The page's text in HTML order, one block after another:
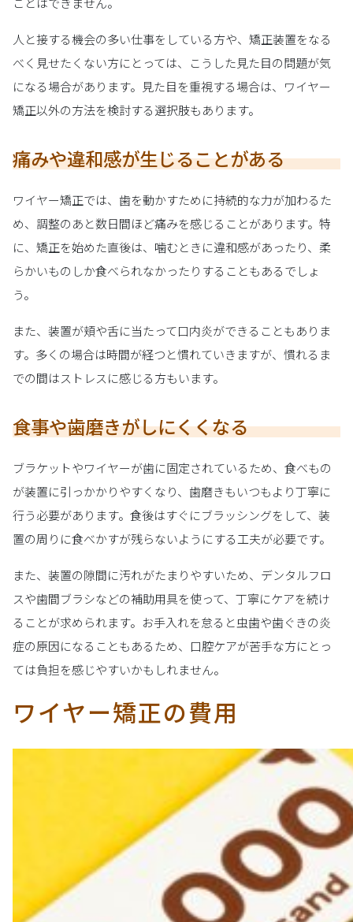
人と接する機会の多い仕事をしている方や、矯正装置をなる
べく見せたくない方にとっては、こうした見た目の問題が気
になる場合があります。見た目を重視する場合は、ワイヤー
矯正以外の方法を検討する選択肢もあります。
痛みや違和感が生じることがある
ワイヤー矯正では、歯を動かすために持続的な力が加わるた
め、調整のあと数日間ほど痛みを感じることがあります。特
に、矯正を始めた直後は、噛むときに違和感があったり、柔
らかいものしか食べられなかったりすることもあるでしょ
う。
また、装置が頬や舌に当たって口内炎ができることもありま
す。多くの場合は時間が経つと慣れていきますが、慣れるま
での間はストレスに感じる方もいます。
食事や歯磨きがしにくくなる
ブラケットやワイヤーが歯に固定されているため、食べもの
が装置に引っかかりやすくなり、歯磨きもいつもより丁寧に
行う必要があります。食後はすぐにブラッシングをして、装
置の周りに食べかすが残らないようにする工夫が必要です。
また、装置の隙間に汚れがたまりやすいため、デンタルフロ
スや歯間ブラシなどの補助用具を使って、丁寧にケアを続け
ることが求められます。お手入れを怠ると虫歯や歯ぐきの炎
症の原因になることもあるため、口腔ケアが苦手な方にとっ
ては負担を感じやすいかもしれません。
ワイヤー矯正の費用